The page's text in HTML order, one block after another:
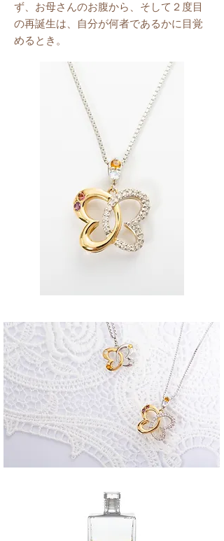
ず、お母さんのお腹から、そして２度目
の再誕生は、自分が何者であるかに目覚
めるとき。